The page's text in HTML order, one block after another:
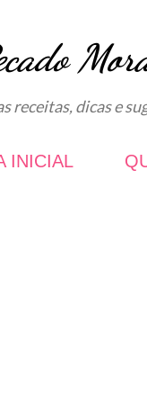
receitas, dicas e
INICIAL